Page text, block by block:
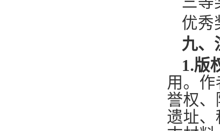
优秀
九、
1.版
用。
誉权
遗址